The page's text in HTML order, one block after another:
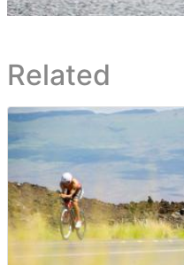
Related